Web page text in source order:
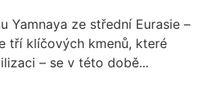
Yamnaya ze střední Eurasie –
tří klíčových kmenů, které
– se v této době...